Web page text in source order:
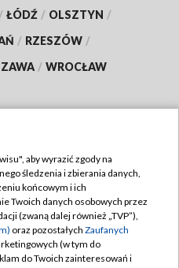
/ ŁÓDŹ / OLSZTYN /
/ RZESZÓW /
/ WROCŁAW
TVP
zgody
aby wyrazić zgody na
śledzenia i zbierania danych,
końcowym i ich
Twoich danych osobowych przez
(zwaną dalej również „TVP”),
oraz pozostałych Zaufanych
(w tym do
do Twoich zainteresowań i